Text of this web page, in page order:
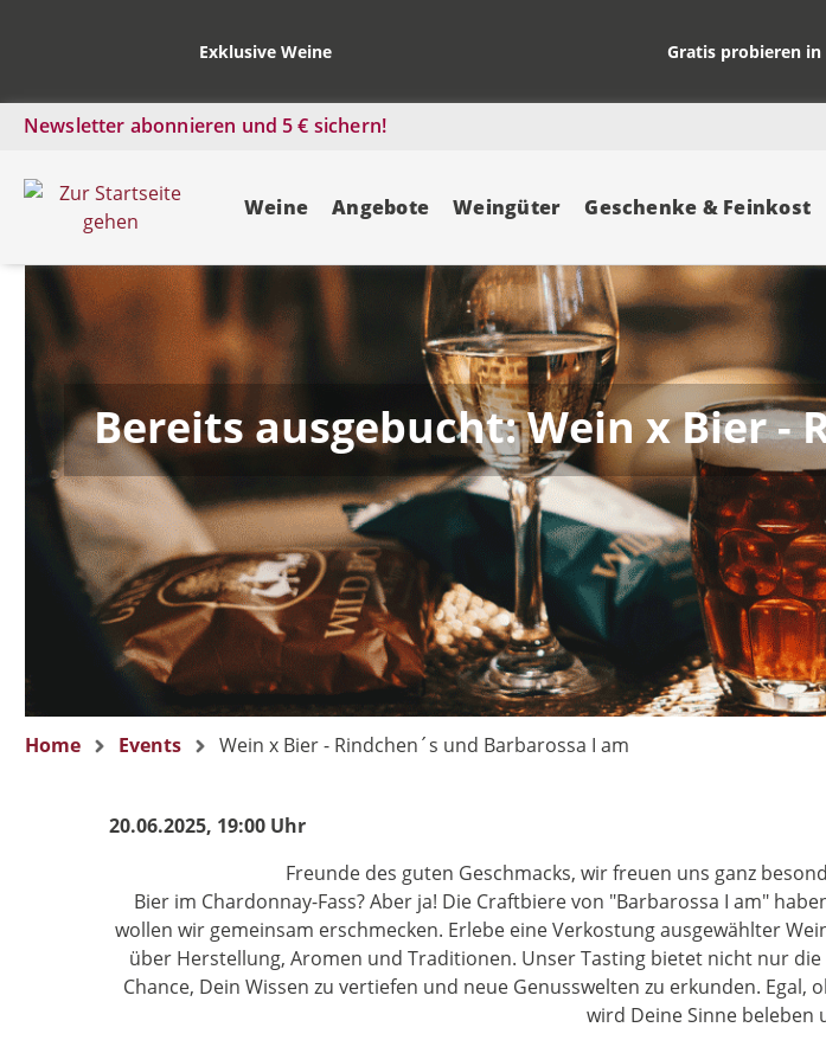
Exklusive Weine Gratis probieren in
Newsletter abonnieren und 5 € sichern!
Weine Angebote Weingüter Geschenke & Feinkost
Home Events Wein x Bier - Rindchen´s und Barbarossa I am
Bereits ausgebucht: Wein x Bier -
20.06.2025, 19:00 Uhr
Freunde des guten Geschmacks, wir freuen uns ganz
Bier im Chardonnay-Fass? Aber ja! Die Craftbiere von "Barbarossa I am"
wollen wir gemeinsam erschmecken. Erlebe eine Verkostung ausgewählter
über Herstellung, Aromen und Traditionen. Unser Tasting bietet nicht nur
Chance, Dein Wissen zu vertiefen und neue Genusswelten zu erkunden.
wird Deine Sinne beleben